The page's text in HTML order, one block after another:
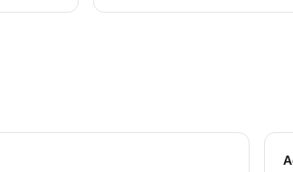
revisiones de publicaciones